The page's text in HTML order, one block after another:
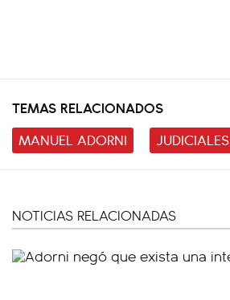
TEMAS RELACIONADOS
MANUEL ADORNI
JUDICIALES
NOTICIAS RELACIONADAS